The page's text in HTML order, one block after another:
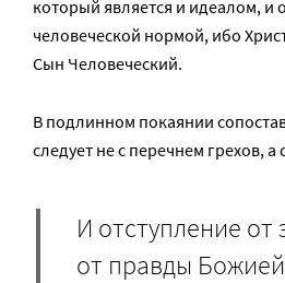
который является и идеалом, и
человеческой нормой, ибо
Сын Человеческий.
В подлинном покаянии
следует не с перечнем грехов, а
И отступление от
от правды